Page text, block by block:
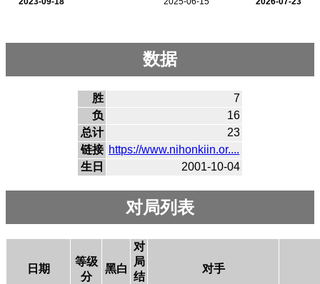
数据
胜
7
负
16
总计
23
链接 https://www.nihonkiin.or....
生日
2001-10-04
对局列表
日期
等级
分
黑白
对
局
结
对手